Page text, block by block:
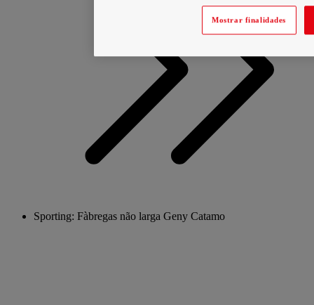
Sporting: Fàbregas não larga Geny Catamo
Mostrar finalidades